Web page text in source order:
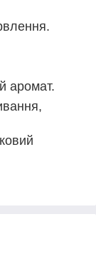
аромат.